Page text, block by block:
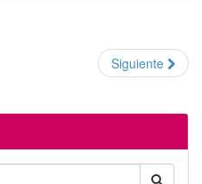
Siguiente